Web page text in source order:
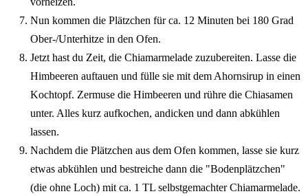
Nun kommen die Plätzchen für ca. 12 Minuten bei 180 Grad
Ober-/Unterhitze in den Ofen.
Jetzt hast du Zeit, die Chiamarmelade zuzubereiten. Lasse die
Himbeeren auftauen und fülle sie mit dem Ahornsirup in einen
Kochtopf. Zermuse die Himbeeren und rühre die Chiasamen
unter. Alles kurz aufkochen, andicken und dann abkühlen
lassen.
Nachdem die Plätzchen aus dem Ofen kommen, lasse sie kurz
etwas abkühlen und bestreiche dann die "Bodenplätzchen"
(die ohne Loch) mit ca. 1 TL selbstgemachter Chiamarmelade.